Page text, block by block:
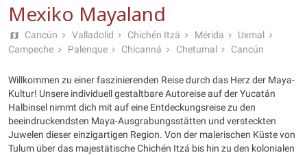
Mexiko Mayaland
Cancún Valladolid Chichén Itzá Mérida
Uxmal
Campeche
Palenque Chicanná Chetumal Cancún
Willkommen zu einer faszinierenden Reise durch das Herz der Maya-
Kultur! Unsere individuell gestaltbare Autoreise auf der Yucatán
Halbinsel nimmt dich mit auf eine Entdeckungsreise zu den
beeindruckendsten Maya-Ausgrabungsstätten und versteckten
Juwelen dieser einzigartigen Region. Von der malerischen Küste von
Tulum über das majestätische Chichén Itzá bis hin zu den kolonialen